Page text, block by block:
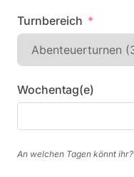
Turnbereich
Wochentag(e)
An welchen Tagen könnt ihr?